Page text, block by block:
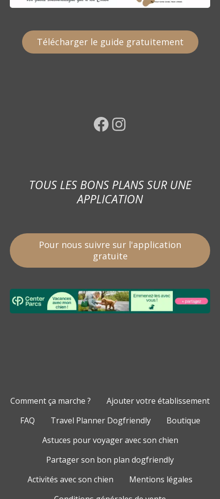
Télécharger le guide gratuitement
Facebook Instagram
TOUS LES BONS PLANS SUR UNE
APPLICATION
Pour nous suivre sur l'application
gratuite
Comment ça marche ?
Ajouter votre établissement
FAQ
Travel Planner Dogfriendly
Boutique
Astuces pour voyager avec son chien
Partager son bon plan dogfriendly
Activités avec son chien
Mentions légales